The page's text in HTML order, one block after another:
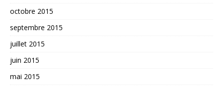
octobre 2015
septembre 2015
juillet 2015
juin 2015
mai 2015